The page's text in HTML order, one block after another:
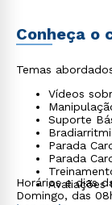
Conheça o
Temas
Vídeos
Suporte
Parada
Parada
Horários e dias
Domingo, das